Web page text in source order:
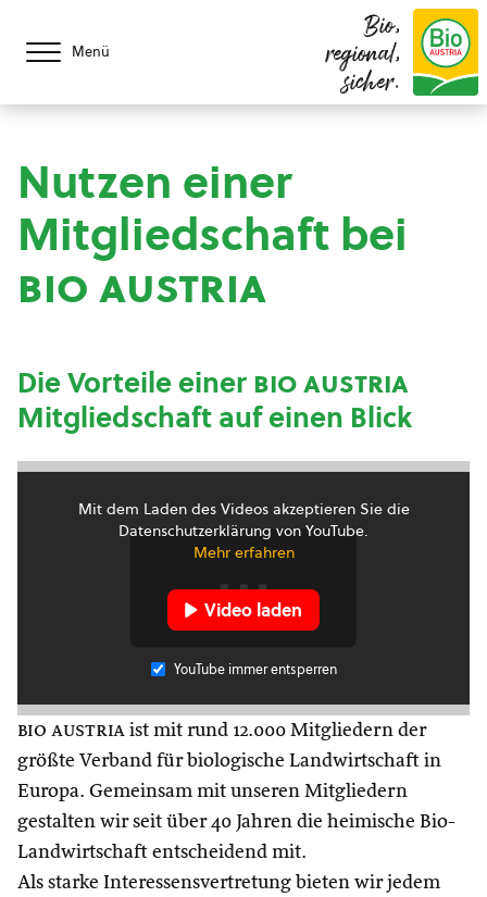
Menü
Bio,
regional,
sicher.
Nutzen einer
Mitgliedschaft bei
bio austria
Die Vorteile einerbio austria
Mitgliedschaft auf einen Blick
Mit dem Laden des Videos akzeptieren Sie die
Datenschutzerklärung von YouTube.
Mehr erfahren
Video laden
YouTube immer entsperren
bio austria ist mit rund 12.000 Mitgliedern der
größte Verband für biologische Landwirtschaft in
Europa. Gemeinsam mit unseren Mitgliedern
gestalten wir seit über 40 Jahren die heimische Bio-
Landwirtschaft entscheidend mit.
Als starke Interessensvertretung bieten wir jedem